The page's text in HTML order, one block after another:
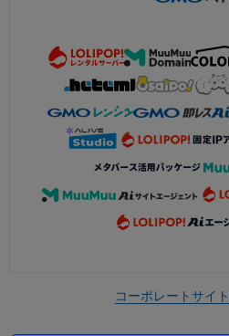
コーポレートサイト